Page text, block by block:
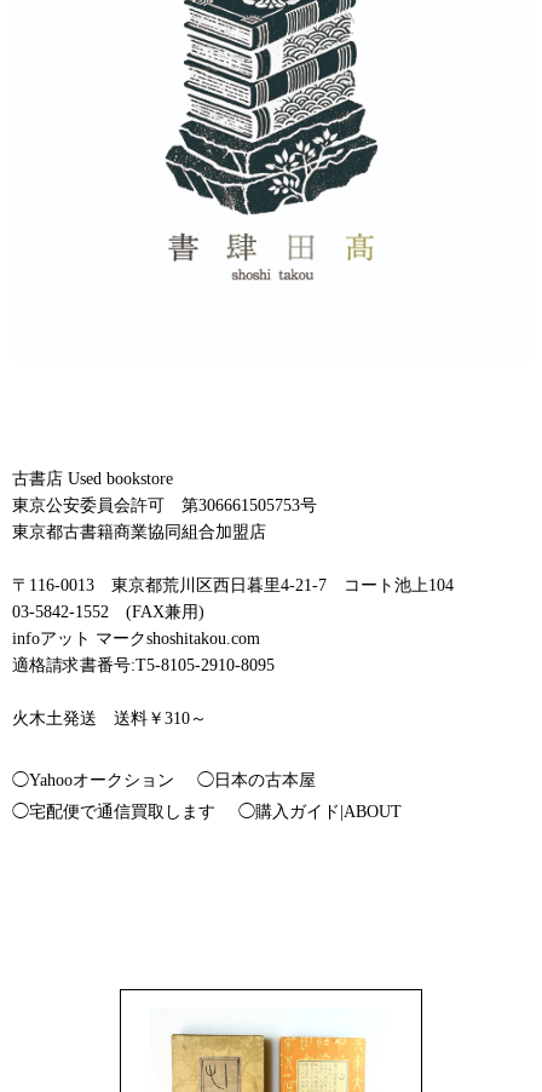
古書店 Used bookstore
東京公安委員会許可 第306661505753号
東京都古書籍商業協同組合加盟店
〒116-0013 東京都荒川区西日暮里4-21-7 コート池上104
03-5842-1552 (FAX兼用)
infoアット マークshoshitakou.com
適格請求書番号:T5-8105-2910-8095
火木土発送 送料￥310～
◯Yahooオークション
◯日本の古本屋
◯宅配便で通信買取します
◯購入ガイド|ABOUT